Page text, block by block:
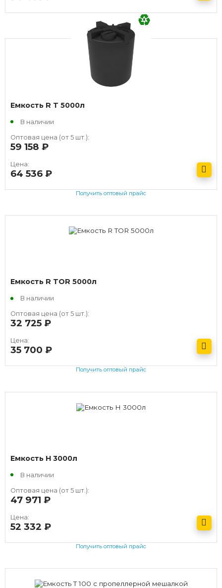
Получить оптовый прайс
Емкость R T 5000л
В наличии
Оптовая цена (от 5 шт.):
59 158
Цена:
64 536
Получить оптовый прайс
Емкость R TOR 5000л
В наличии
Оптовая цена (от 5 шт.):
32 725
Цена:
35 700
Получить оптовый прайс
Емкость H 3000л
В наличии
Оптовая цена (от 5 шт.):
47 971
Цена:
52 332
Получить оптовый прайс